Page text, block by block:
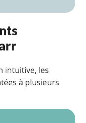
intuitive, les
à plusieurs